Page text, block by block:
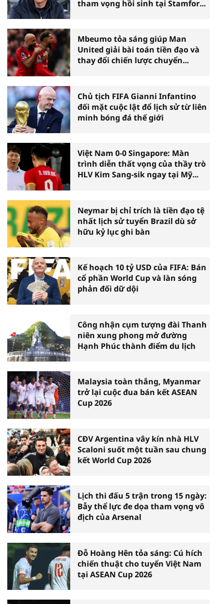
tham vọng hồi sinh tại Stamford
Mbeumo tỏa sáng giúp Man
United giải bài toán tiền đạo và
thay đổi chiến lược chuyển
Chủ tịch FIFA Gianni Infantino
đối mặt cuộc lật đổ lịch sử từ liên
minh bóng đá thế giới
Việt Nam 0-0 Singapore: Màn
trình diễn thất vọng của thầy trò
HLV Kim Sang-sik ngay tại Mỹ
Neymar bị chỉ trích là tiền đạo tệ
nhất lịch sử tuyển Brazil dù sở
hữu kỷ lục ghi bàn
Kế hoạch 10 tỷ USD của FIFA: Bán
cổ phần World Cup và làn sóng
phản đối dữ dội
Công nhận cụm tượng đài Thanh
niên xung phong mở đường
Hạnh Phúc thành điểm du lịch
Malaysia toàn thắng, Myanmar
trở lại cuộc đua bán kết ASEAN
Cup 2026
CĐV Argentina vây kín nhà HLV
Scaloni suốt một tuần sau chung
kết World Cup 2026
Lịch thi đấu 5 trận trong 15 ngày:
Bẫy thể lực đe dọa tham vọng vô
địch của Arsenal
Đỗ Hoàng Hên tỏa sáng: Cú hích
chiến thuật cho tuyển Việt Nam
tại ASEAN Cup 2026